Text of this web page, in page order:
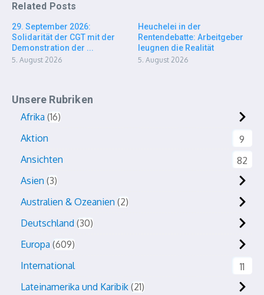
Related Posts
29. September 2026:
Solidarität der CGT mit der
Demonstration der ...
5. August 2026
Heuchelei in der
Rentendebatte: Arbeitgeber
leugnen die Realität
5. August 2026
Unsere Rubriken
Afrika 16
Aktion
9
Ansichten
82
Asien 3
Australien & Ozeanien 2
Deutschland 30
Europa 609
International
11
Lateinamerika und Karibik 21